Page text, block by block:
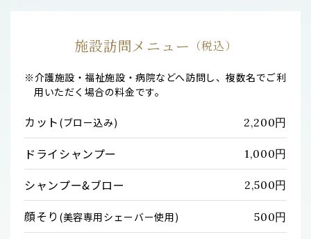
施設訪問メニュー （税込）
※介護施設・福祉施設・病院などへ訪問し、複数名でご利
用いただく場合の料金です。
カット (ブロー込み) 2,200円
ドライシャンプー 1,000円
シャンプー&ブロー 2,500円
顔そり (美容専用シェーバー使用) 500円